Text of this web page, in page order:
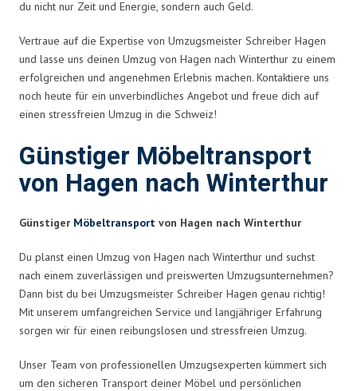
du nicht nur Zeit und Energie, sondern auch Geld.
Vertraue auf die Expertise von Umzugsmeister Schreiber Hagen
und lasse uns deinen Umzug von Hagen nach Winterthur zu einem
erfolgreichen und angenehmen Erlebnis machen. Kontaktiere uns
noch heute für ein unverbindliches Angebot und freue dich auf
einen stressfreien Umzug in die Schweiz!
Günstiger Möbeltransport
von Hagen nach Winterthur
Günstiger Möbeltransport von Hagen nach Winterthur
Du planst einen Umzug von Hagen nach Winterthur und suchst
nach einem zuverlässigen und preiswerten Umzugsunternehmen?
Dann bist du bei Umzugsmeister Schreiber Hagen genau richtig!
Mit unserem umfangreichen Service und langjähriger Erfahrung
sorgen wir für einen reibungslosen und stressfreien Umzug.
Unser Team von professionellen Umzugsexperten kümmert sich
um den sicheren Transport deiner Möbel und persönlichen